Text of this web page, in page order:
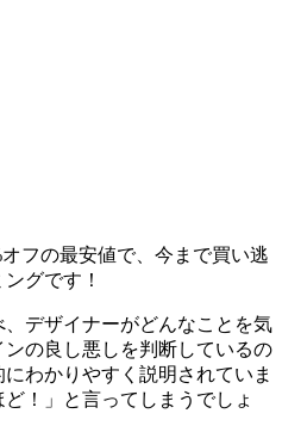
オフの最安値で、今まで買い逃
グです！
デザイナーがどんなことを気
の良し悪しを判断しているの
わかりやすく説明されていま
！」と言ってしまうでしょ